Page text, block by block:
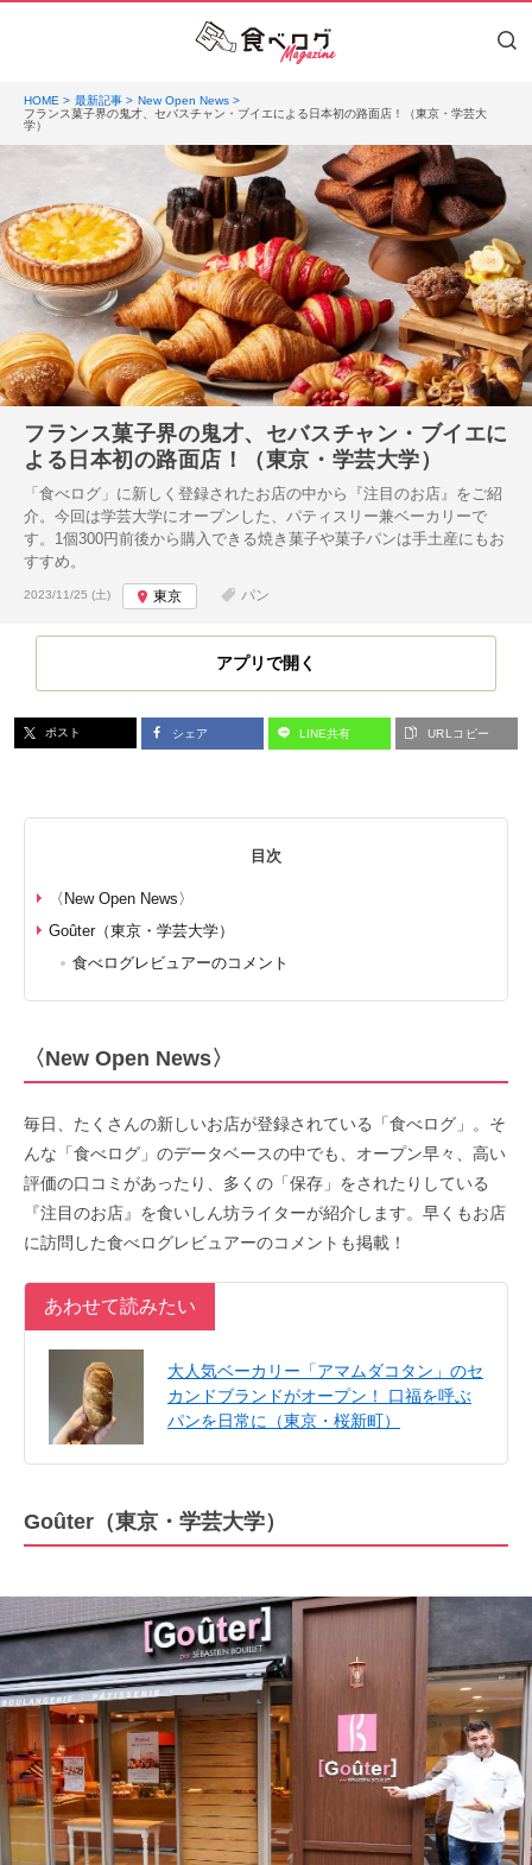
HOME 最新記事
New Open News
フランス菓子界の鬼才、セバスチャン・ブイエによる日本初の路面店！（東京・学芸大
学）
フランス菓子界の鬼才、セバスチャン・ブイエに
よる日本初の路面店！（東京・学芸大学）
「食べログ」に新しく登録されたお店の中から『注目のお店』をご紹
介。今回は学芸大学にオープンした、パティスリー兼ベーカリーで
す。1個300円前後から購入できる焼き菓子や菓子パンは手土産にもお
すすめ。
投稿日:
2023/11/25 (土) 東京 パン
アプリで開く
ポスト シェア LINE共有 URLコピー
目次
〈New Open News〉
Goûter（東京・学芸大学）
食べログレビュアーのコメント
〈New Open News〉
毎日、たくさんの新しいお店が登録されている「食べログ」。そ
んな「食べログ」のデータベースの中でも、オープン早々、高い
評価の口コミがあったり、多くの「保存」をされたりしている
『注目のお店』を食いしん坊ライターが紹介します。早くもお店
に訪問した食べログレビュアーのコメントも掲載！
あわせて読みたい
大人気ベーカリー「アマムダコタン」のセ
カンドブランドがオープン！ 口福を呼ぶ
パンを日常に（東京・桜新町）
Goûter（東京・学芸大学）